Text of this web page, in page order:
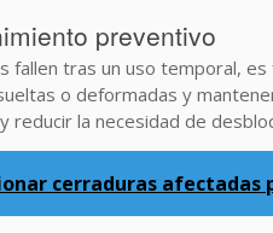
preventivo
fallen tras un uso temporal,
o deformadas y
y reducir la necesidad de
cerraduras afectadas